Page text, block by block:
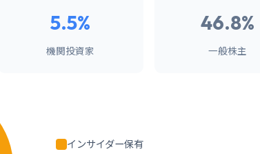
5.5%
機関投資家
46.8%
一般株主
インサイダー保有